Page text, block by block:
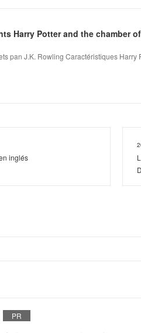
Harry Potter and the chamber
pan J.K. Rowling Caractéristiques
inglés
PR